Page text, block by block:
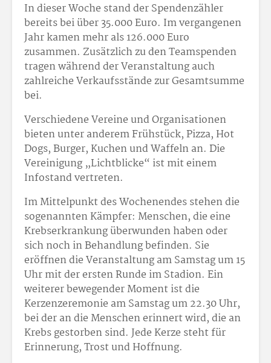
In dieser Woche stand der Spendenzähler
bereits bei über 35.000 Euro. Im vergangenen
Jahr kamen mehr als 126.000 Euro
zusammen. Zusätzlich zu den Teamspenden
tragen während der Veranstaltung auch
zahlreiche Verkaufsstände zur Gesamtsumme
bei.
Verschiedene Vereine und Organisationen
bieten unter anderem Frühstück, Pizza, Hot
Dogs, Burger, Kuchen und Waffeln an. Die
Vereinigung „Lichtblicke“ ist mit einem
Infostand vertreten.
Im Mittelpunkt des Wochenendes stehen die
sogenannten Kämpfer: Menschen, die eine
Krebserkrankung überwunden haben oder
sich noch in Behandlung befinden. Sie
eröffnen die Veranstaltung am Samstag um 15
Uhr mit der ersten Runde im Stadion. Ein
weiterer bewegender Moment ist die
Kerzenzeremonie am Samstag um 22.30 Uhr,
bei der an die Menschen erinnert wird, die an
Krebs gestorben sind. Jede Kerze steht für
Erinnerung, Trost und Hoffnung.